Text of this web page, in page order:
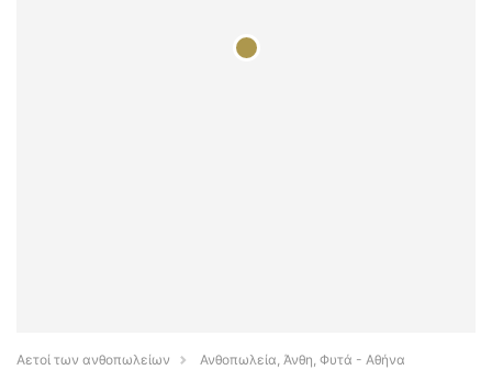
Αετοί των ανθοπωλείων
Ανθοπωλεία, Άνθη, Φυτά - Αθήνα